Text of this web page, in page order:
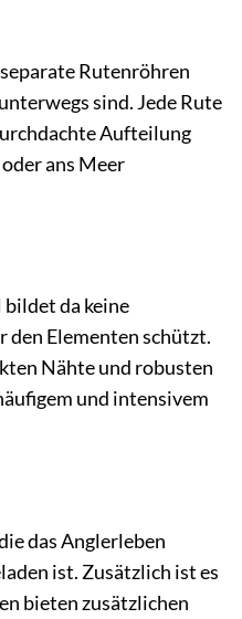
Rutenröhren
sind. Jede Rute
Aufteilung
ans Meer
da keine
den Elementen schützt.
Nähte und robusten
und intensivem
das Anglerleben
ist. Zusätzlich ist es
bieten zusätzlichen